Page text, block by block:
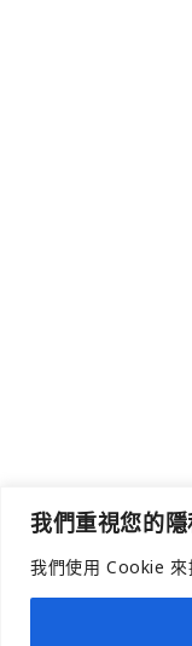
我們重視您的隱
我們使用 Cookie 來